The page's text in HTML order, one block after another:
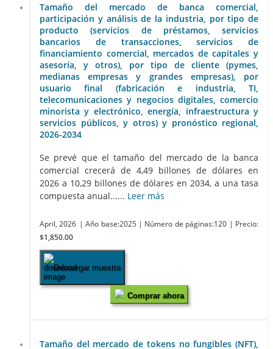
Tamaño del mercado de banca comercial,
participación y análisis de la industria, por tipo de
producto (servicios de préstamos, servicios
bancarios de transacciones, servicios de
financiamiento comercial, mercados de capitales y
asesoría, y otros), por tipo de cliente (pymes,
medianas empresas y grandes empresas), por
usuario final (fabricación e industria, TI,
telecomunicaciones y negocios digitales, comercio
minorista y electrónico, energía, infraestructura y
servicios públicos, y otros) y pronóstico regional,
2026-2034
Se prevé que el tamaño del mercado de la banca
comercial crecerá de 4,49 billones de dólares en
2026 a 10,29 billones de dólares en 2034, a una tasa
compuesta anual...... Leer más
April, 2026 | Año base:2025 | Número de páginas:120 | Precio:
$1,850.00
Descargar muestra
Comprar ahora
Tamaño del mercado de tokens no fungibles (NFT),